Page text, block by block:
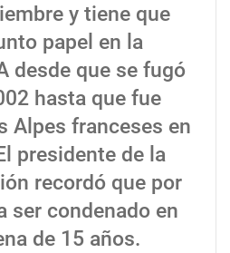
y tiene que
papel en la
desde que se fugó
hasta que fue
Alpes franceses en
presidente de la
recordó que por
ser condenado en
de 15 años.